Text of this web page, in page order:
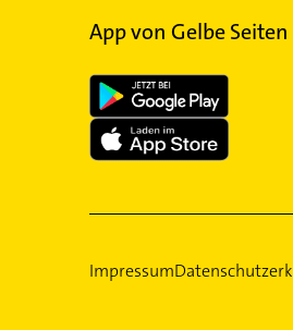
App von Gelbe Seiten
Impressum